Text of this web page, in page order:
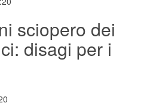
sciopero dei
disagi per i